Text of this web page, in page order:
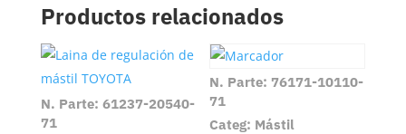
Productos relacionados
N. Parte: 61237-20540-
71
N. Parte: 76171-10110-
71
Categ: Mástil